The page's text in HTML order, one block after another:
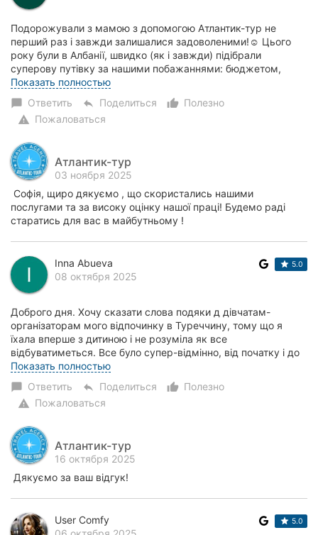
Подорожували з мамою з допомогою Атлантик-тур не
перший раз і завжди залишалися задоволеними!☺️ Цього
року були в Албанії, швидко (як і завжди) підібрали
суперову путівку за нашими побажаннями: бюджетом,
розташуванням готелю, містом та країною вильот...
Показать полностью
chat_bubble Ответить reply Поделиться thumb_up_alt
Полезно
warning Пожаловаться
Атлантик-тур
03 ноября 2025
Софія, щиро дякуємо , що скористались нашими
послугами та за високу оцінку нашої праці! Будемо раді
старатись для вас в майбутньому !
Inna Abueva
08 октября 2025
5.0
Доброго дня. Хочу сказати слова подяки д дівчатам-
організаторам мого відпочинку в Туреччину, тому що я
їхала вперше з дитиною і не розуміла як все
відбуватиметься. Все було супер-відмінно, від початку і до
кінця. Весь час були на зв'язку, цікавилис...
Показать полностью
chat_bubble Ответить reply Поделиться thumb_up_alt
Полезно
warning Пожаловаться
Атлантик-тур
16 октября 2025
Дякуємо за ваш відгук!
User Comfy
5.0